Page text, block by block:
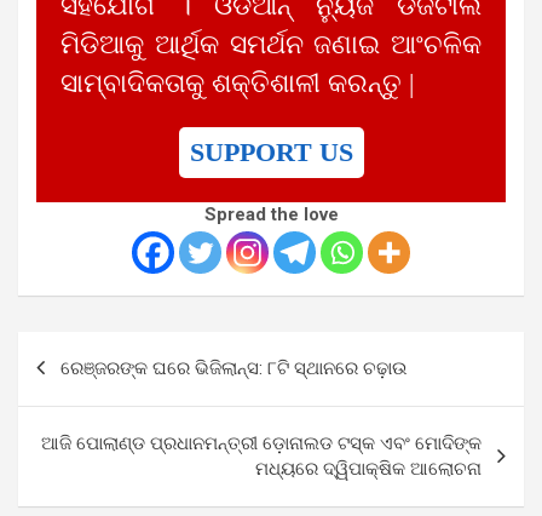
ସହଯୋଗ । ଓଡିଆନ୍ ନ୍ୟୁଜ ଡିଜିଟାଲ
ମିଡିଆକୁ ଆର୍ଥିକ ସମର୍ଥନ ଜଣାଇ ଆଂଚଳିକ
ସାମ୍ବାଦିକତାକୁ ଶକ୍ତିଶାଳୀ କରନ୍ତୁ |
SUPPORT US
Spread the love
navigation
ରେଞ୍ଜରଙ୍କ ଘରେ ଭିଜିଲାନ୍ସ: ୮ଟି ସ୍ଥାନରେ ଚଢ଼ାଉ
ଆଜି ପୋଲାଣ୍ଡ ପ୍ରଧାନମନ୍ତ୍ରୀ ଡ଼ୋନାଲଡ ଟସ୍କ ଏବଂ ମୋଦିଙ୍କ
ମଧ୍ୟରେ ଦ୍ୱିପାକ୍ଷିକ ଆଲୋଚନା